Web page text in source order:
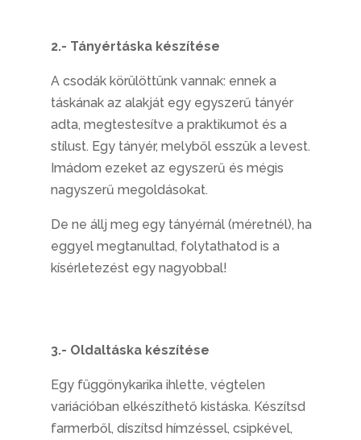
2.- Tányértáska készítése
A csodák körülöttünk vannak: ennek a
táskának az alakját egy egyszerű tányér
adta, megtestesítve a praktikumot és a
stílust. Egy tányér, melyből esszük a levest.
Imádom ezeket az egyszerű és mégis
nagyszerű megoldásokat.
De ne állj meg egy tányérnál (méretnél), ha
eggyel megtanultad, folytathatod is a
kísérletezést egy nagyobbal!
3.- Oldaltáska készítése
Egy függönykarika ihlette, végtelen
variációban elkészíthető kistáska. Készítsd
farmerből, díszítsd hímzéssel, csipkével,